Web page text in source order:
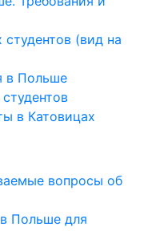
(вид на
в Польше
в Катовицах
вопросы об
Польше для